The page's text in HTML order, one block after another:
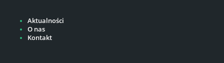
Aktualności
O nas
Kontakt